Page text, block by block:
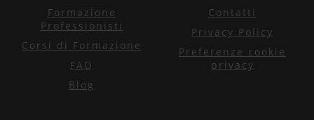
Formazione
Professionisti
Corsi di Formazione
FAQ
Blog
Contatti
Privacy Policy
Preferenze cookie
privacy